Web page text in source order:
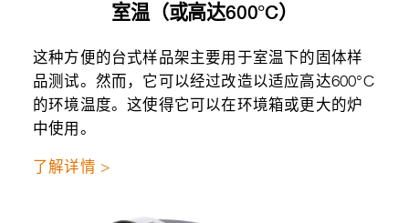
室温（或高达600°C）
这种方便的台式样品架主要用于室温下的固体样
品测试。然而，它可以经过改造以适应高达600°C
的环境温度。这使得它可以在环境箱或更大的炉
中使用。
了解详情 >